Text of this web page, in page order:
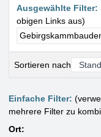
Ausgewählte Filter:
obigen Links aus)
Sortieren nach
Einfache Filter:
mehrere Filter zu
Ort: